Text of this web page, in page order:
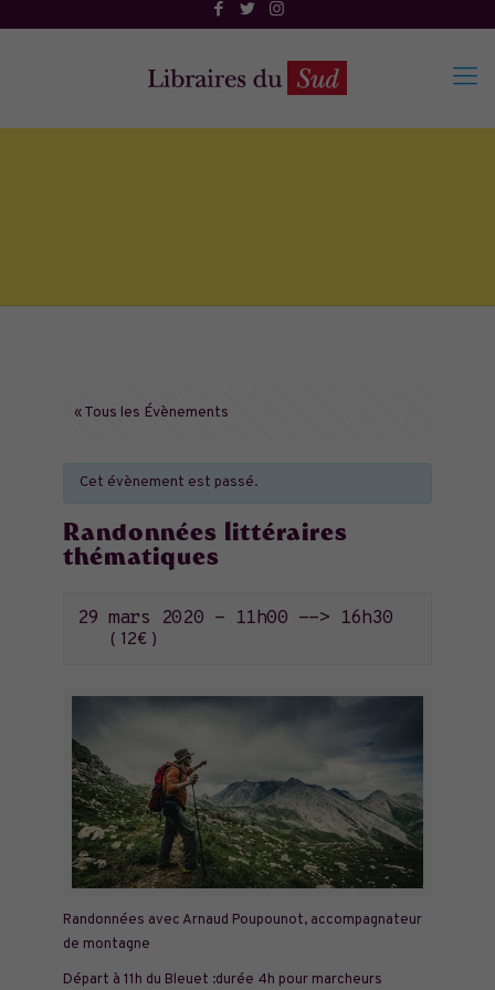
« Tous les Évènements
Cet évènement est passé.
Randonnées littéraires
thématiques
29 mars 2020 - 11h00 --> 16h30
12€
Randonnées avec Arnaud Poupounot, accompagnateur
de montagne
Départ à 11h du Bleuet :durée 4h pour marcheurs